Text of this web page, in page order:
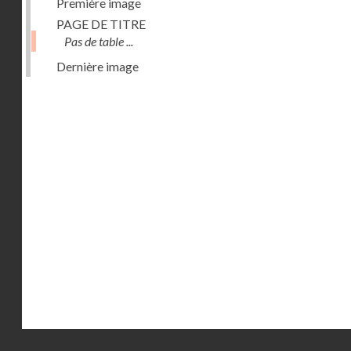
PAGE DE TITRE
Pas de table ...
Dernière image